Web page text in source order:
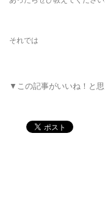
それでは
▼この記事がいいね！と